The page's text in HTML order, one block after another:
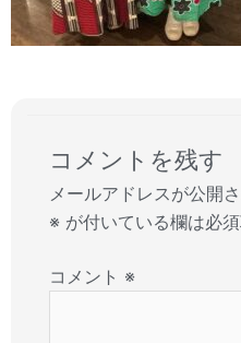
コメントを残す
メールアドレスが公開
※ が付いている欄は必
コメント ※